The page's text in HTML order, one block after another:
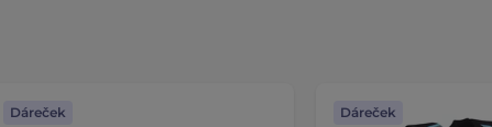
Dáreček Dáreček